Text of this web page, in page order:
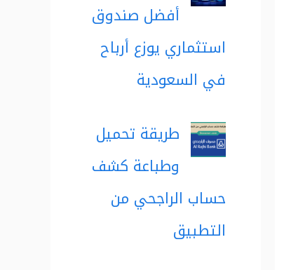
أفضل صندوق
استثماري يوزع أرباح
في السعودية
طريقة تحميل
وطباعة كشف
حساب الراجحي من
التطبيق